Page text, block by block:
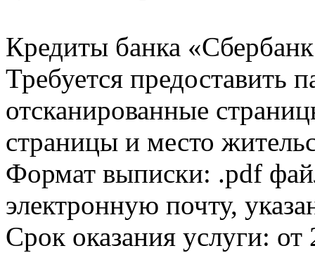
Кредиты банка
Требуется предоставить
отсканированные
страницы и место
Формат выписки: .pdf
электронную почту,
Срок оказания услуги: от